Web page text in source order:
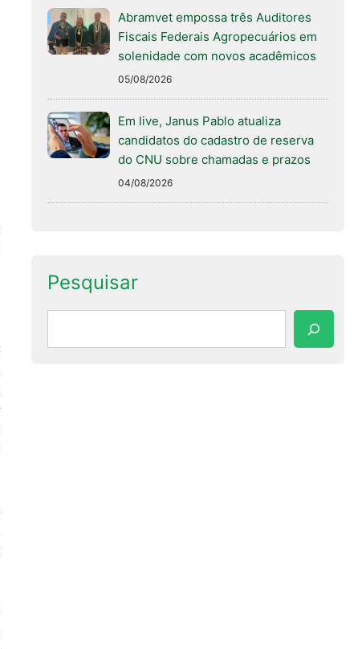
Abramvet empossa três Auditores
Fiscais Federais Agropecuários em
solenidade com novos acadêmicos
05/08/2026
Em live, Janus Pablo atualiza
candidatos do cadastro de reserva
do CNU sobre chamadas e prazos
04/08/2026
Pesquisar